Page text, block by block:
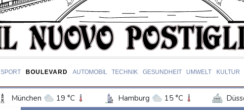
SPORT BOULEVARD AUTOMOBIL TECHNIK GESUNDHEIT UMWELT KULTUR
München 19 °C Hamburg 15 °C